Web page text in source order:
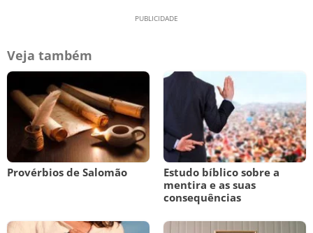
Veja também
Provérbios de Salomão
Estudo bíblico sobre a
mentira e as suas
consequências